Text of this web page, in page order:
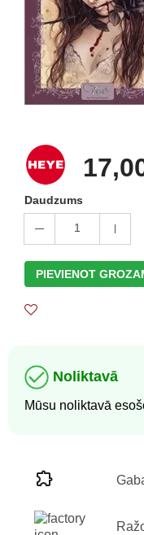
Daudzums
1
PIEVIENOT
Noliktavā
Mūsu noliktavā